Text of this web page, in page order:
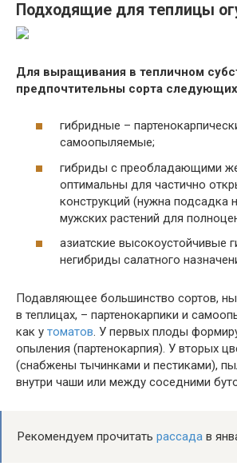
Подходящие для теплицы
Для выращивания в тепличном
предпочтительны сорта следующих
гибридные –
самоопыляемые;
гибриды с преобладающими
оптимальны для частично
конструкций (нужна подсадка
мужских растений для
азиатские высокоустойчивые
негибриды салатного
Подавляющее большинство сортов,
в теплицах, – партенокарпики и
как у томатов. У первых плоды
опыления (партенокарпия). У вторых
(снабжены тычинками и пестиками),
внутри чаши или между соседними
Рекомендуем прочитать рассада в